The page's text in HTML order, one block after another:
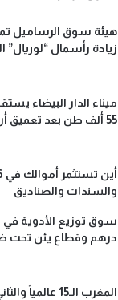
هيئة سوق الرساميل
زيادة رأسمال
ميناء الدار البيضاء
55 ألف طن بعد تعميق أرصفة مرسا ماروك
والسندات والصناديق
درهم وقطاع يئن تحت
المغرب الـ15